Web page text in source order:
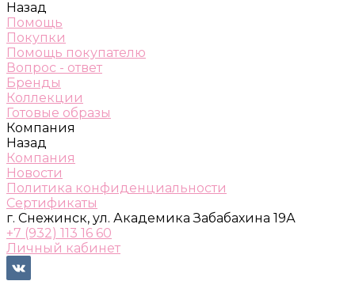
Назад
Помощь
Покупки
Помощь покупателю
Вопрос - ответ
Бренды
Коллекции
Готовые образы
Компания
Назад
Компания
Новости
Политика конфиденциальности
Сертификаты
г. Снежинск, ул. Академика Забабахина 19А
+7 (932) 113 16 60
Личный кабинет